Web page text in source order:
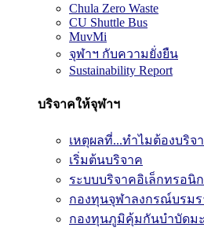
Chula Zero Waste
CU Shuttle Bus
MuvMi
จุฬาฯ กับความยั่งยืน
Sustainability Report
บริจาคให้จุฬาฯ
เหตุผลที่...ทำไมต้องบริจ
เริ่มต้นบริจาค
ระบบบริจาคอิเล็กทรอนิ
กองทุนจุฬาลงกรณ์บรม
กองทุนภูมิคุ้มกันบำบัดมะ